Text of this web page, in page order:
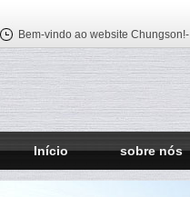
Bem-vindo ao website Chungson!-
Início sobre nós